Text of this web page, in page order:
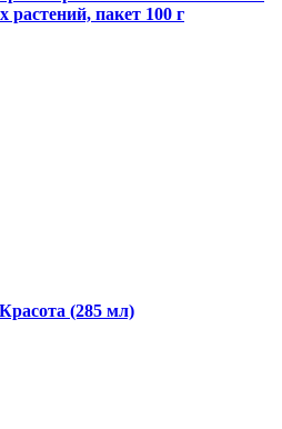
пакет 100 г
(285 мл)